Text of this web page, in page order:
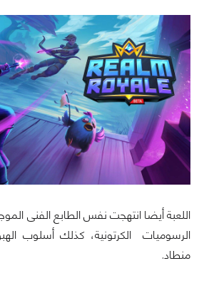
الرسوميات الكرتونية، كذلك أسلوب
منطاد.